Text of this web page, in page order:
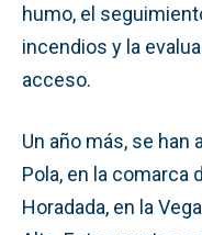
humo, el
incendios y la
acceso.
Un año más, se
Pola, en la comarca
Horadada, en la